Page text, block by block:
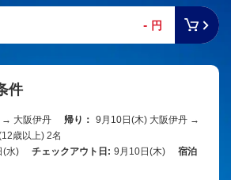
- 円
件
→ 大阪伊丹 帰り： 9月10日(木) 大阪伊丹 →
歳以上) 2名
(水) チェックアウト日: 9月10日(木)
宿泊